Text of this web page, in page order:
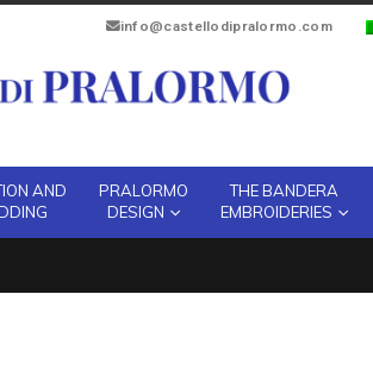
info@castellodipralormo.com
AND
PRALORMO
DESIGN
THE BANDERA
EMBROIDERIES